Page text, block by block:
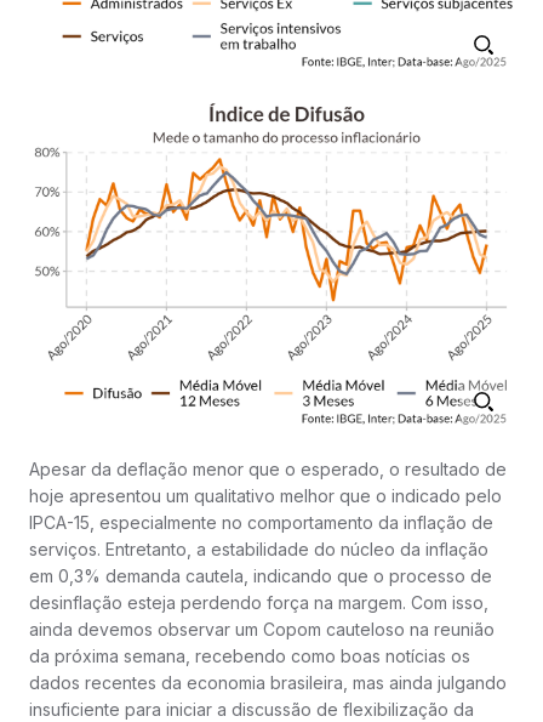
Apesar da deflação menor que o esperado, o resultado de
hoje apresentou um qualitativo melhor que o indicado pelo
IPCA-15, especialmente no comportamento da inflação de
serviços. Entretanto, a estabilidade do núcleo da inflação
em 0,3% demanda cautela, indicando que o processo de
desinflação esteja perdendo força na margem. Com isso,
ainda devemos observar um Copom cauteloso na reunião
da próxima semana, recebendo como boas notícias os
dados recentes da economia brasileira, mas ainda julgando
insuficiente para iniciar a discussão de flexibilização da